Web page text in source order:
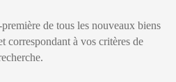
de tous les nouveaux biens
correspondant à vos critères de